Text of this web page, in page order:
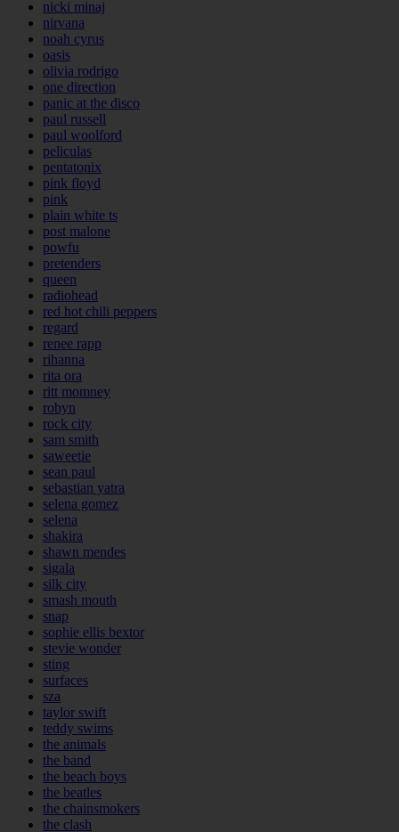
nicki minaj
nirvana
noah cyrus
oasis
olivia rodrigo
one direction
panic at the disco
paul russell
paul woolford
peliculas
pentatonix
pink floyd
pink
plain white ts
post malone
powfu
pretenders
queen
radiohead
red hot chili peppers
regard
renee rapp
rihanna
rita ora
ritt momney
robyn
rock city
sam smith
saweetie
sean paul
sebastian yatra
selena gomez
selena
shakira
shawn mendes
sigala
silk city
smash mouth
snap
sophie ellis bextor
stevie wonder
sting
surfaces
sza
taylor swift
teddy swims
the animals
the band
the beach boys
the beatles
the chainsmokers
the clash